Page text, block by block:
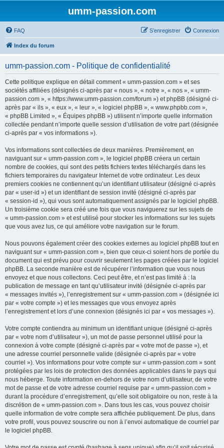
umm-passion.com
FAQ Connexion
S’enregistrer
Index du forum
umm-passion.com - Politique de confidentialité
Cette politique explique en détail comment « umm-passion.com » et ses
sociétés affiliées (désignés ci-après par « nous », « notre », « nos », « umm-
passion.com », « https://www.umm-passion.com/forum ») et phpBB (désigné ci-
après par « ils », « eux », « leur », « logiciel phpBB », « www.phpbb.com »,
« phpBB Limited », « Équipes phpBB ») utilisent n’importe quelle information
collectée pendant n’importe quelle session d’utilisation de votre part (désignée
ci-après par « vos informations »).
Vos informations sont collectées de deux manières. Premièrement, en
naviguant sur « umm-passion.com », le logiciel phpBB créera un certain
nombre de cookies, qui sont des petits fichiers textes téléchargés dans les
fichiers temporaires du navigateur Internet de votre ordinateur. Les deux
premiers cookies ne contiennent qu’un identifiant utilisateur (désigné ci-après
par « user-id ») et un identifiant de session invité (désigné ci-après par
« session-id »), qui vous sont automatiquement assignés par le logiciel phpBB.
Un troisième cookie sera créé une fois que vous naviguerez sur les sujets de
« umm-passion.com » et est utilisé pour stocker les informations sur les sujets
que vous avez lus, ce qui améliore votre navigation sur le forum.
Nous pouvons également créer des cookies externes au logiciel phpBB tout en
naviguant sur « umm-passion.com », bien que ceux-ci soient hors de portée du
document qui est prévu pour couvrir seulement les pages créées par le logiciel
phpBB. La seconde manière est de récupérer l’information que vous nous
envoyez et que nous collectons. Ceci peut être, et n’est pas limité à : la
publication de message en tant qu’utilisateur invité (désignée ci-après par
« messages invités »), l’enregistrement sur « umm-passion.com » (désignée ici
par « votre compte ») et les messages que vous envoyez après
l’enregistrement et lors d’une connexion (désignés ici par « vos messages »).
Votre compte contiendra au minimum un identifiant unique (désigné ci-après
par « votre nom d’utilisateur »), un mot de passe personnel utilisé pour la
connexion à votre compte (désigné ci-après par « votre mot de passe »), et
une adresse courriel personnelle valide (désignée ci-après par « votre
courriel »). Vos informations pour votre compte sur « umm-passion.com » sont
protégées par les lois de protection des données applicables dans le pays qui
nous héberge. Toute information en-dehors de votre nom d’utilisateur, de votre
mot de passe et de votre adresse courriel requise par « umm-passion.com »
durant la procédure d’enregistrement, qu’elle soit obligatoire ou non, reste à la
discrétion de « umm-passion.com ». Dans tous les cas, vous pouvez choisir
quelle information de votre compte sera affichée publiquement. De plus, dans
votre profil, vous pouvez souscrire ou non à l’envoi automatique de courriel par
le logiciel phpBB.